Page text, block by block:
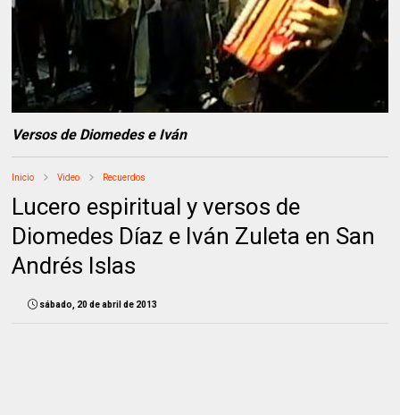
Versos de Diomedes e Iván
Inicio Video Recuerdos
Lucero espiritual y versos de
Diomedes Díaz e Iván Zuleta en San
Andrés Islas
sábado, 20 de abril de 2013